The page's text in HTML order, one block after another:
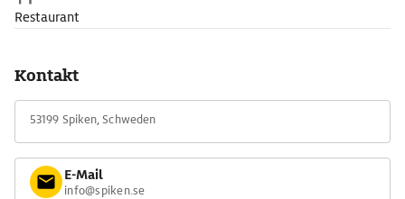
Restaurant
Kontakt
53199 Spiken, Schweden
E-Mail
info@spiken.se